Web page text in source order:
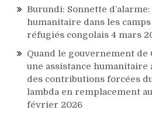
Burundi: Sonnette
humanitaire dans les
réfugiés congolais 4 mars
Quand le gouvernement de
une assistance humanitaire
des contributions forcées
lambda en remplacement
février 2026